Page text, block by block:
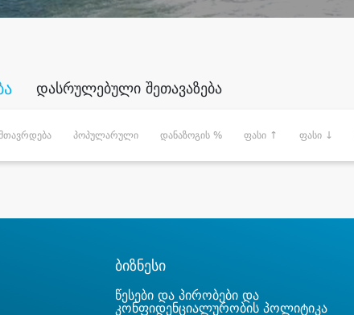
დასრულებული შეთავაზება
პოპულარული დანაზოგის % ფასი ↑ ფასი ↓
ბიზნესი
წესები და პირობები და
კონფიდენციალურობის პოლიტიკა